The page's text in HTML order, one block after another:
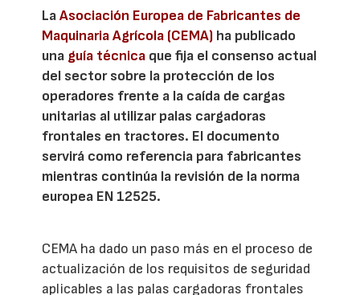
LaAsociación Europea de Fabricantes de
Maquinaria Agrícola (CEMA) ha publicado
una guía técnica que fija el consenso actual
del sector sobre la protección de los
operadores frente a la caída de cargas
unitarias al utilizar palas cargadoras
frontales en tractores. El documento
servirá como referencia para fabricantes
mientras continúa la revisión de la norma
europea EN 12525.
CEMA ha dado un paso más en el proceso de
actualización de los requisitos de seguridad
aplicables a las palas cargadoras frontales